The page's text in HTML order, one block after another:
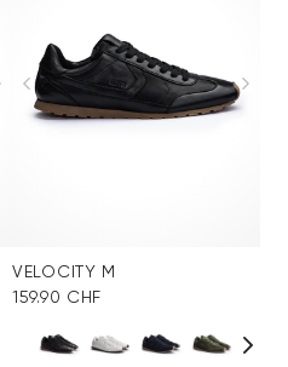
VELOCITY M
159.90 CHF